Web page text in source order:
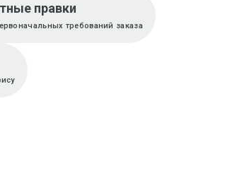
правки
требований заказа